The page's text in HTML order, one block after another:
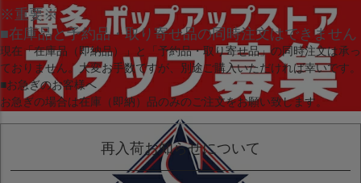
※重要※
■在庫品と予約品・取り寄せ品の同時注文はできません
現在 「在庫品（即納品）」 と 「予約品・取り寄せ品」の同時注文は承っ
ておりません。大変お手数ですが、別途ご購入いただければ幸いです。
■お急ぎのお客様へ
お急ぎの場合は在庫（即納）品のみのご注文をお願い致します。
再入荷お知らせについて